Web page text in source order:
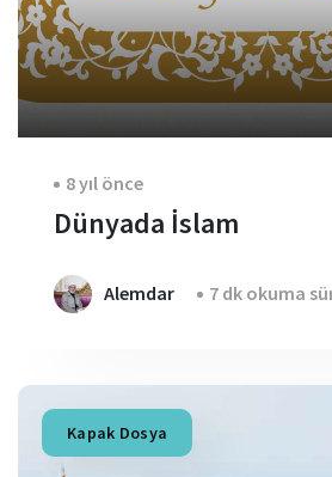
8 yıl önce
Dünyada İslam
Alemdar 7 dk okuma
Kapak Dosya